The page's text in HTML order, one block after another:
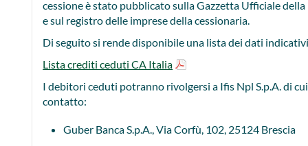
cessione è stato pubblicato sulla Gazzetta Ufficiale
e sul registro delle imprese della cessionaria.
Di seguito si rende disponibile una lista dei dati
Lista crediti ceduti CA Italia
I debitori ceduti potranno rivolgersi a Ifis Npl S.p.A. di
contatto:
Guber Banca S.p.A., Via Corfù, 102, 25124 Brescia